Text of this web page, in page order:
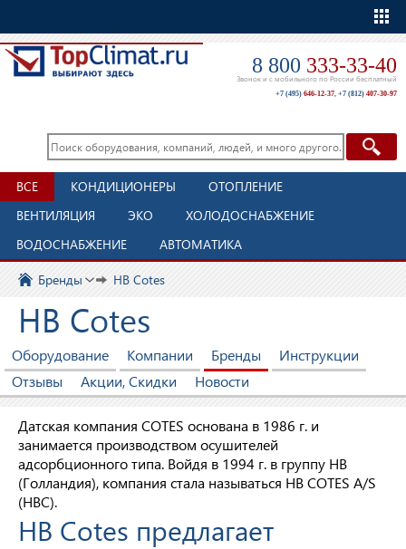
8 800 333-33-40
Звонок и с мобильного по России бесплатный
+7 (495) 646-12-37, +7 (812) 407-30-97
ВСЕ КОНДИЦИОНЕРЫ
ОТОПЛЕНИЕ
ВЕНТИЛЯЦИЯ
ЭКО
ХОЛОДОСНАБЖЕНИЕ
ВОДОСНАБЖЕНИЕ
АВТОМАТИКА
Бренды HB Cotes
HB Cotes
Оборудование Компании Бренды
Инструкции
Отзывы
Акции, Скидки Новости
Датская компания COTES основана в 1986 г. и
занимается производством осушителей
адсорбционного типа. Войдя в 1994 г. в группу НВ
(Голландия), компания стала называться HB COTES A/S
(HBC).
HB Cotes предлагает